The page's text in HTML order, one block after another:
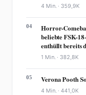
4 Min. · 359,9K
04
Horror-
beliebte FSK-
enthüllt bereits
1 Min. · 382,8K
05 Verona Pooth
4 Min. ·441,0K